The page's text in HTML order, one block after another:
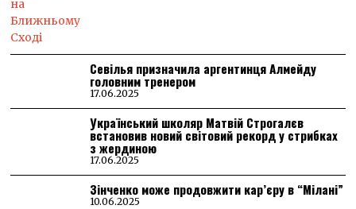
Севілья призначила аргентинця Алмейду
головним тренером
17.06.2025
Український школяр Матвій Строгалєв
встановив новий світовий рекорд у стрибках
з жердиною
17.06.2025
Зінченко може продовжити кар’єру в “Мілані”
10.06.2025